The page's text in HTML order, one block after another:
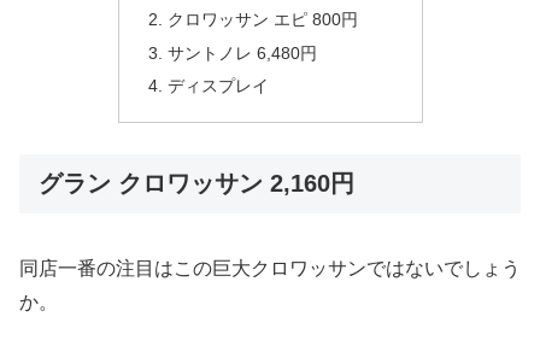
クロワッサン エピ 800円
サントノレ 6,480円
ディスプレイ
グラン クロワッサン 2,160円
同店一番の注目はこの巨大クロワッサンではないでしょう
か。